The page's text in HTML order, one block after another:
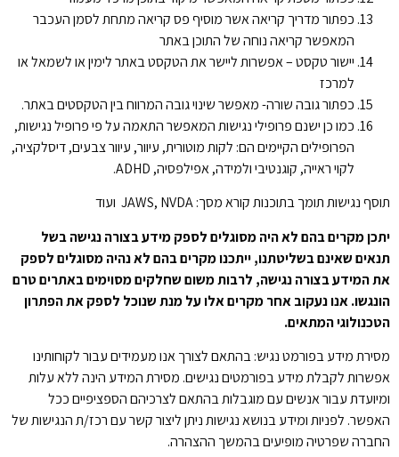
כפתור מדריך קריאה אשר מוסיף פס קריאה מתחת לסמן העכבר
המאפשר קריאה נוחה של התוכן באתר
יישור טקסט – אפשרות ליישר את הטקסט באתר לימין או לשמאל או
למרכז
כפתור גובה שורה- מאפשר שינוי גובה המרווח בין הטקסטים באתר.
כמו כן ישנם פרופילי נגישות המאפשר התאמה על פי פרופיל נגישות,
הפרופילים הקיימים הם: לקות מוטורית, עיוור, עיוור צבעים, דיסלקציה,
לקוי ראייה, קוגנטיבי ולמידה, אפילפסיה, ADHD.
תוסף נגישות תומך בתוכנות קורא מסך: JAWS, NVDA ועוד
יתכן מקרים בהם לא היה מסוגלים לספק מידע בצורה נגישה בשל
תנאים שאינם בשליטתנו, ייתכנו מקרים בהם לא נהיה מסוגלים לספק
את המידע בצורה נגישה, לרבות משום שחלקים מסוימים באתרים טרם
הונגשו. אנו נעקוב אחר מקרים אלו על מנת שנוכל לספק את הפתרון
הטכנולוגי המתאים.
מסירת מידע בפורמט נגיש: בהתאם לצורך אנו מעמידים עבור לקוחותינו
אפשרות לקבלת מידע בפורמטים נגישים. מסירת המידע הינה ללא עלות
ומיועדת עבור אנשים עם מוגבלות בהתאם לצרכיהם הספציפיים ככל
האפשר. לפניות ומידע בנושא נגישות ניתן ליצור קשר עם רכז/ת הנגישות של
החברה שפרטיה מופיעים בהמשך ההצהרה.